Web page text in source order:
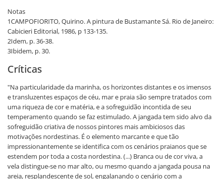
Notas
1CAMPOFIORITO, Quirino. A pintura de Bustamante Sá. Rio de Janeiro:
Cabicieri Editorial, 1986, p 133-135.
2Idem, p. 36-38.
3Ibidem, p. 30.
Críticas
"Na particularidade da marinha, os horizontes distantes e os imensos
e transluzentes espaços de céu, mar e praia são sempre tratados com
uma riqueza de cor e matéria, e a sofreguidão incontida de seu
temperamento quando se faz estimulado. A jangada tem sido alvo da
sofreguidão criativa de nossos pintores mais ambiciosos das
motivações nordestinas. É o elemento marcante e que tão
impressionantemente se identifica com os cenários praianos que se
estendem por toda a costa nordestina. (...) Branca ou de cor viva, a
vela distingue-se no mar alto, ou mesmo quando a jangada pousa na
areia, resplandescente de sol, engalanando o cenário com a